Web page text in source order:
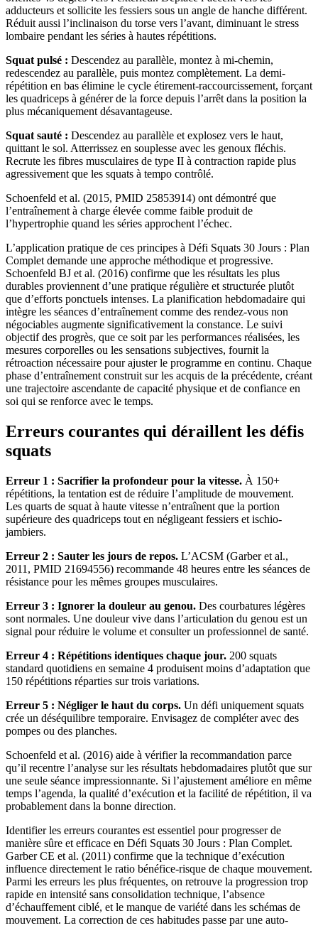
adducteurs et sollicite les fessiers sous un angle de hanche différent.
Réduit aussi l’inclinaison du torse vers l’avant, diminuant le stress
lombaire pendant les séries à hautes répétitions.
Squat pulsé : Descendez au parallèle, montez à mi-chemin,
redescendez au parallèle, puis montez complètement. La demi-
répétition en bas élimine le cycle étirement-raccourcissement, forçant
les quadriceps à générer de la force depuis l’arrêt dans la position la
plus mécaniquement désavantageuse.
Squat sauté : Descendez au parallèle et explosez vers le haut,
quittant le sol. Atterrissez en souplesse avec les genoux fléchis.
Recrute les fibres musculaires de type II à contraction rapide plus
agressivement que les squats à tempo contrôlé.
Schoenfeld et al. (2015, PMID 25853914) ont démontré que
l’entraînement à charge élevée comme faible produit de
l’hypertrophie quand les séries approchent l’échec.
L’application pratique de ces principes à Défi Squats 30 Jours : Plan
Complet demande une approche méthodique et progressive.
Schoenfeld BJ et al. (2016) confirme que les résultats les plus
durables proviennent d’une pratique régulière et structurée plutôt
que d’efforts ponctuels intenses. La planification hebdomadaire qui
intègre les séances d’entraînement comme des rendez-vous non
négociables augmente significativement la constance. Le suivi
objectif des progrès, que ce soit par les performances réalisées, les
mesures corporelles ou les sensations subjectives, fournit la
rétroaction nécessaire pour ajuster le programme en continu. Chaque
phase d’entraînement construit sur les acquis de la précédente, créant
une trajectoire ascendante de capacité physique et de confiance en
soi qui se renforce avec le temps.
Erreurs courantes qui déraillent les défis
squats
Erreur 1 : Sacrifier la profondeur pour la vitesse. À 150+
répétitions, la tentation est de réduire l’amplitude de mouvement.
Les quarts de squat à haute vitesse n’entraînent que la portion
supérieure des quadriceps tout en négligeant fessiers et ischio-
jambiers.
Erreur 2 : Sauter les jours de repos. L’ACSM (Garber et al.,
2011, PMID 21694556) recommande 48 heures entre les séances de
résistance pour les mêmes groupes musculaires.
Erreur 3 : Ignorer la douleur au genou. Des courbatures légères
sont normales. Une douleur vive dans l’articulation du genou est un
signal pour réduire le volume et consulter un professionnel de santé.
Erreur 4 : Répétitions identiques chaque jour. 200 squats
standard quotidiens en semaine 4 produisent moins d’adaptation que
150 répétitions réparties sur trois variations.
Erreur 5 : Négliger le haut du corps. Un défi uniquement squats
crée un déséquilibre temporaire. Envisagez de compléter avec des
pompes ou des planches.
Schoenfeld et al. (2016) aide à vérifier la recommandation parce
qu’il recentre l’analyse sur les résultats hebdomadaires plutôt que sur
une seule séance impressionnante. Si l’ajustement améliore en même
temps l’agenda, la qualité d’exécution et la facilité de répétition, il va
probablement dans la bonne direction.
Identifier les erreurs courantes est essentiel pour progresser de
manière sûre et efficace en Défi Squats 30 Jours : Plan Complet.
Garber CE et al. (2011) confirme que la technique d’exécution
influence directement le ratio bénéfice-risque de chaque mouvement.
Parmi les erreurs les plus fréquentes, on retrouve la progression trop
rapide en intensité sans consolidation technique, l’absence
d’échauffement ciblé, et le manque de variété dans les schémas de
mouvement. La correction de ces habitudes passe par une auto-